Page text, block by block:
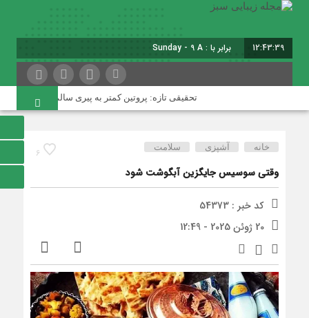
12:43:40 برابر با : Sunday - 9 August - 2026
تحقیقی تازه: پروتین کمتر به پیری سالم‌تر کمک می‌کند
6 خانه آشپزی سلامت
وقتی سوسیس جایگزین آبگوشت شود
کد خبر : 54373
20 ژوئن 2025 - 12:49